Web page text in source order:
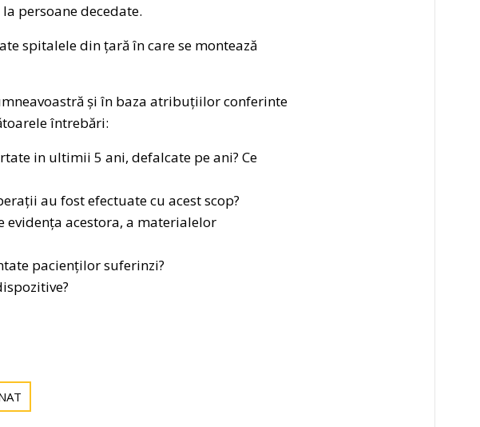
persoane decedate.
spitalele din țară în care se montează
și în baza atribuțiilor conferinte
întrebări:
in ultimii 5 ani, defalcate pe ani? Ce
au fost efectuate cu acest scop?
evidența acestora, a materialelor
pacienților suferinzi?